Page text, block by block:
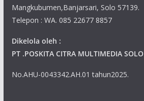
Mangkubumen,Banjarsari, Solo 57139.
Telepon : WA. 085 22677 8857
Dikelola oleh :
PT .POSKITA CITRA MULTIMEDIA SOLO
No.AHU-0043342.AH.01 tahun2025.